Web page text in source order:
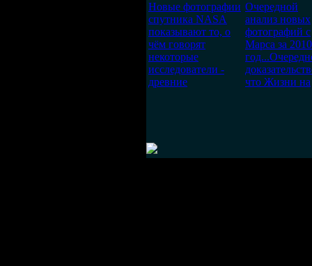
Новые фотографии
спутника NASA
показывают то, о
чём говорят
некоторые
исследователи -
древние
Очередной
анализ новых
фотографий с
Марса за 2010
что Жизни на